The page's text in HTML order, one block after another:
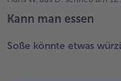
Kann man essen
Soße könnte etwas